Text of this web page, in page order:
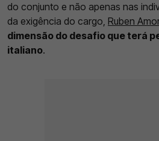
do conjunto e não apenas nas
da exigência do cargo, Ruben
dimensão do desafio que terá
italiano.